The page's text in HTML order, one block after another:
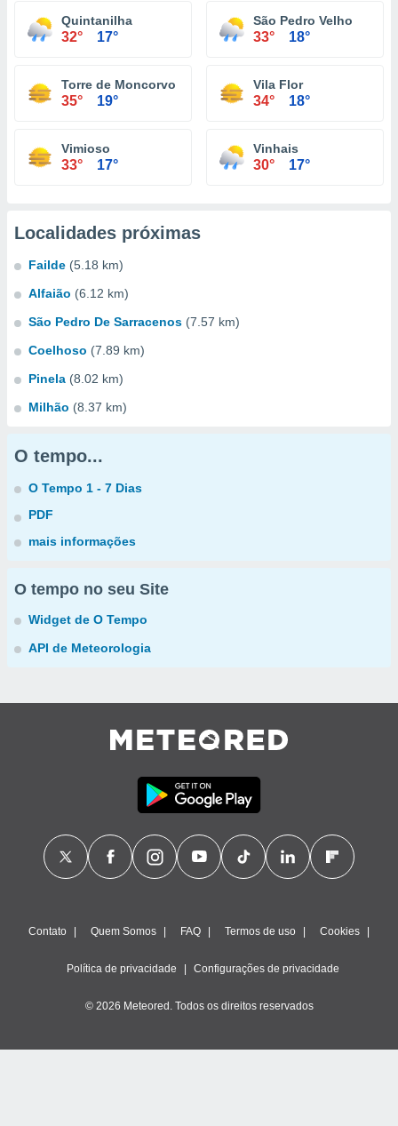
Quintanilha
32° 17°
São Pedro Velho
33° 18°
Torre de Moncorvo
35° 19°
Vila Flor
34° 18°
Vimioso
33° 17°
Vinhais
30° 17°
Localidades próximas
Failde (5.18 km)
Alfaião (6.12 km)
São Pedro De Sarracenos (7.57 km)
Coelhoso (7.89 km)
Pinela (8.02 km)
Milhão (8.37 km)
O tempo...
O Tempo 1 - 7 Dias
PDF
mais informações
O tempo no seu Site
Widget de O Tempo
API de Meteorologia
Contato Quem Somos FAQ Termos de uso Cookies
Política de privacidade Configurações de privacidade
© 2026 Meteored. Todos os direitos reservados